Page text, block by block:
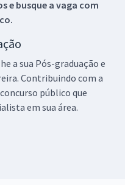
e busque a vaga com
a sua Pós-graduação e
Contribuindo com a
público que
em sua área.